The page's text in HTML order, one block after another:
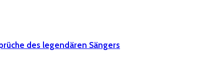
des legendären Sängers